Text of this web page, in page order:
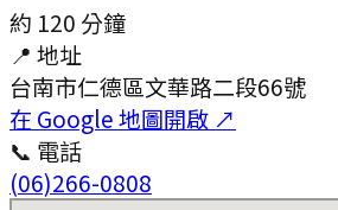
約 120 分鐘
📍 地址
台南市仁德區文華路二段66號
在 Google 地圖開啟 ↗
📞 電話
(06)266-0808